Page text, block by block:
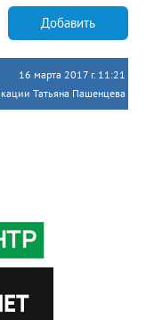
Добавить
16 марта 2017 г. 11:21
Татьяна Пашенцева